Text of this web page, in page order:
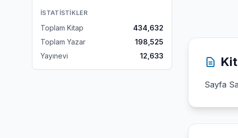
İSTATISTIKLER
Toplam Kitap
434,632
Toplam Yazar
198,525
Yayınevi
12,633
Sayfa